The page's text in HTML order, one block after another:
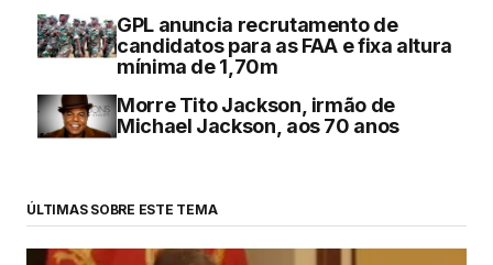
GPL anuncia recrutamento de
candidatos para as FAA e fixa altura
mínima de 1,70m
Morre Tito Jackson, irmão de
Michael Jackson, aos 70 anos
ÚLTIMAS SOBRE ESTE TEMA